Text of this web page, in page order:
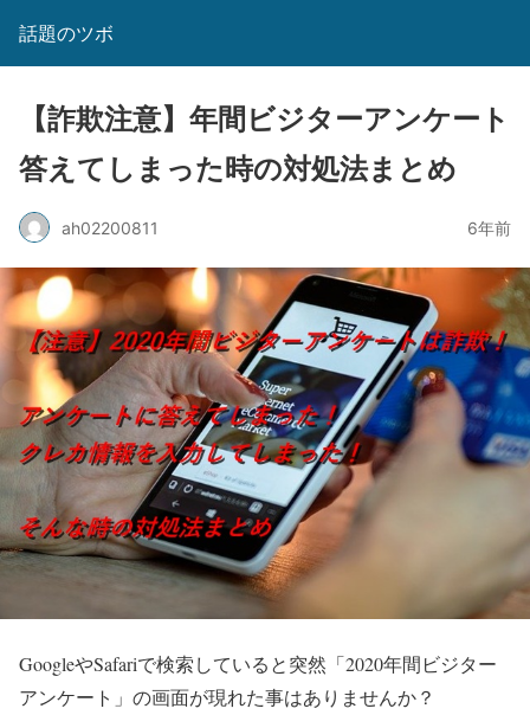
話題のツボ
【詐欺注意】年間ビジターアンケート
答えてしまった時の対処法まとめ
ah02200811 6年前
GoogleやSafariで検索していると突然「2020年間ビジター
アンケート」の画面が現れた事はありませんか？